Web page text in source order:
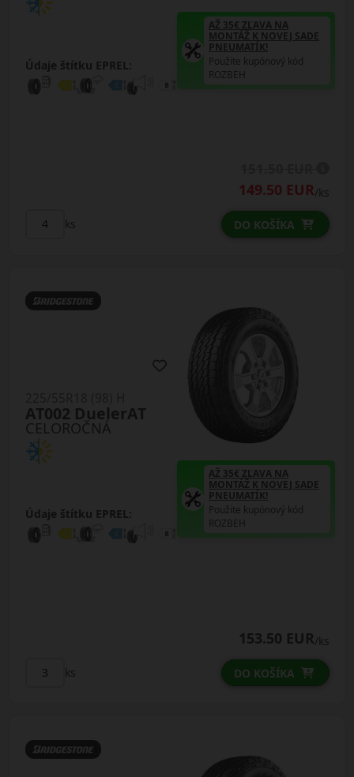
Údaje štítku EPREL:
AŽ 35€ ZĽAVA NA
MONTÁŽ K NOVEJ SADE
PNEUMATÍK!
Použite kupónový kód
ROZBEH
149.50 EUR/ks
ks DO KOŠÍKA
CELOROČNÁ
AT002 DuelerAT
Údaje štítku EPREL:
AŽ 35€ ZĽAVA NA
MONTÁŽ K NOVEJ SADE
PNEUMATÍK!
Použite kupónový kód
ROZBEH
153.50 EUR/ks
ks DO KOŠÍKA